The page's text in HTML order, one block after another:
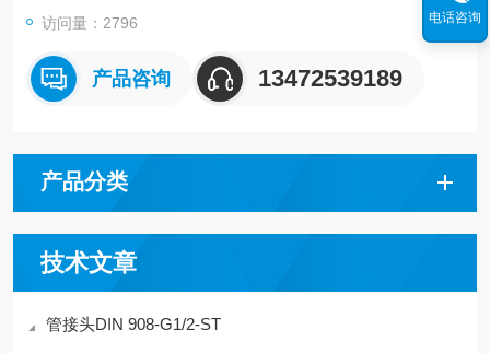
访问量：2796
产品咨询 13472539189
产品分类
技术文章
管接头DIN 908-G1/2-ST
电话咨询